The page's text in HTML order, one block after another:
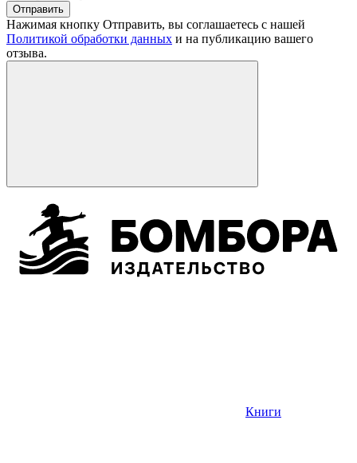
Отправить
Нажимая кнопку Отправить, вы соглашаетесь с нашей
Политикой обработки данных и на публикацию вашего
отзыва.
Книги